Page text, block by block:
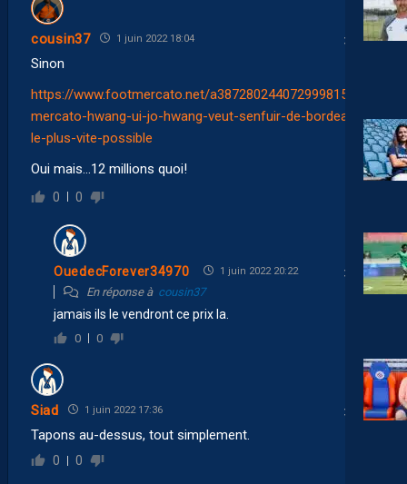
cousin37 1 juin 2022 18:04
Sinon
https://www.footmercato.net/a3872802440729998153-
mercato-hwang-ui-jo-hwang-veut-senfuir-de-bordeaux-
le-plus-vite-possible
Oui mais…12 millions quoi!
0 0
OuedecForever34970 1 juin 2022 20:22
En réponse à cousin37
jamais ils le vendront ce prix la.
0 0
Siad 1 juin 2022 17:36
Tapons au-dessus, tout simplement.
0 0